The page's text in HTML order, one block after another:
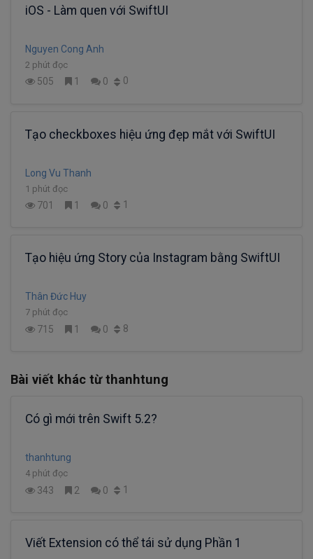
iOS - Làm quen với SwiftUI
Nguyen Cong Anh
2 phút đọc
505 1 0 0
Tạo checkboxes hiệu ứng đẹp mắt với SwiftUI
Long Vu Thanh
1 phút đọc
701 1 0 1
Tạo hiệu ứng Story của Instagram bằng SwiftUI
Thân Đức Huy
7 phút đọc
715 1 0 8
Bài viết khác từ thanhtung
Có gì mới trên Swift 5.2?
thanhtung
4 phút đọc
343 2 0 1
Viết Extension có thể tái sử dụng Phần 1